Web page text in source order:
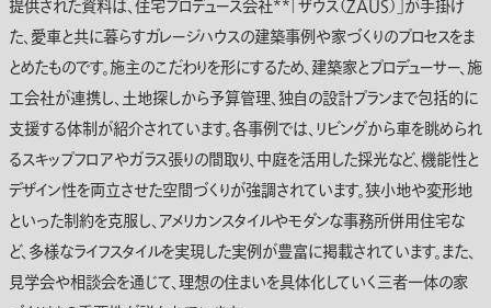
提供された資料は、住宅プロデュース会社**「ザウス（ZAUS）」 が手掛け
た、愛車と共に暮らすガレージハウスの建築事例や家づくりのプロセスをま
とめたものです。施主のこだわりを形にするため、建築家とプロデューサー、施
工会社が連携し、土地探しから予算管理、独自の設計プランまで包括的に
支援する体制が紹介されています。各事例では、リビングから車を眺められ
るスキップフロアやガラス張りの間取り、中庭を活用した採光など、機能性と
デザイン性を両立させた空間づくりが強調されています。狭小地や変形地
といった制約を克服し、アメリカンスタイルやモダンな事務所併用住宅な
ど、多様なライフスタイルを実現した実例が豊富に掲載されています。また、
見学会や相談会を通じて、理想の住まいを具体化していく三者一体の家